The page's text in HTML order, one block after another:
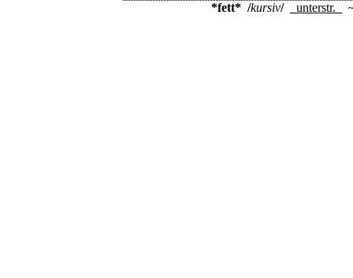
*fett* /kursiv/ unterstr. ~